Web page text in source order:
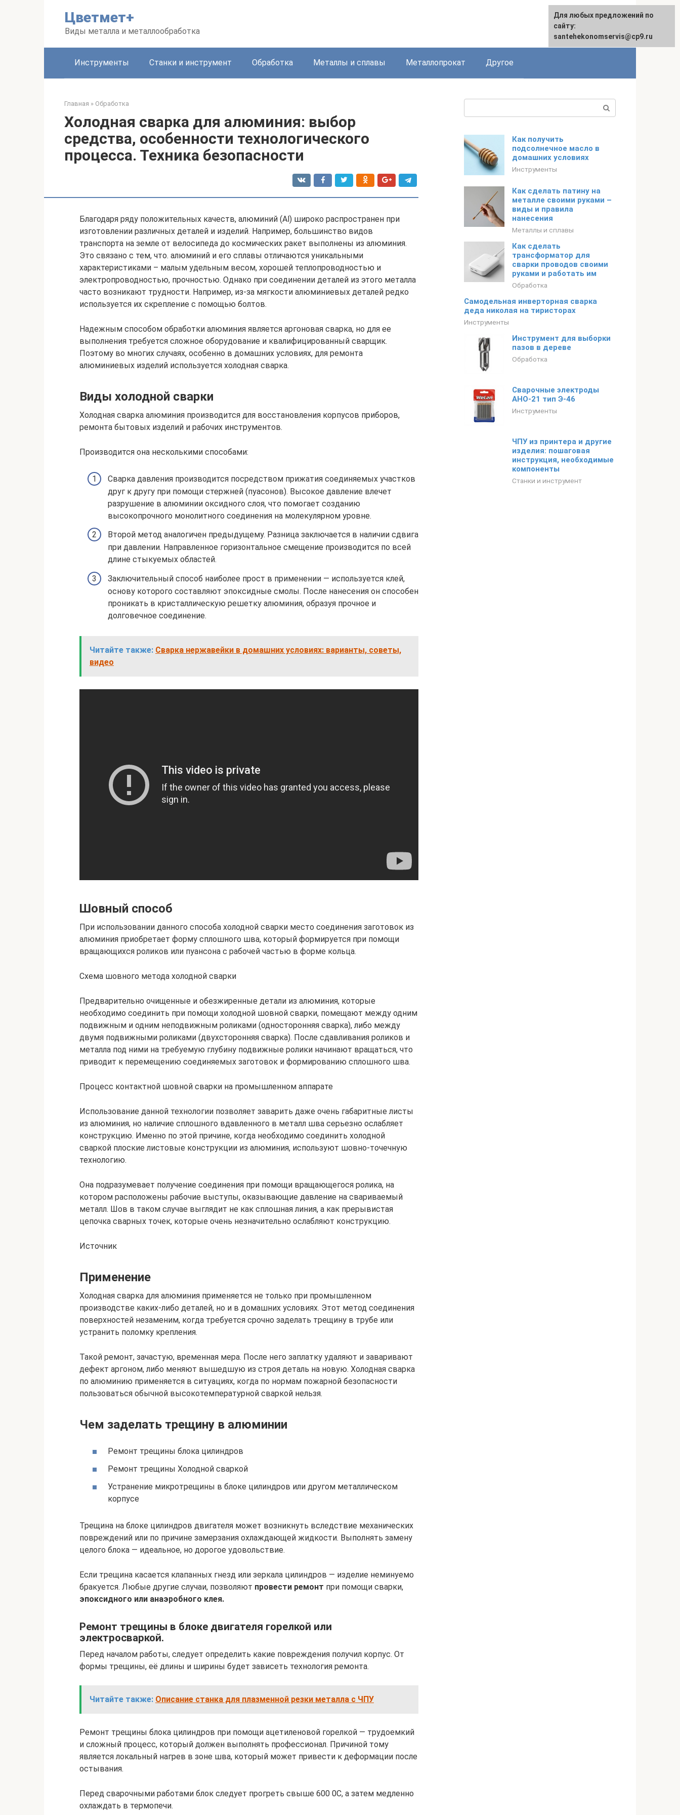
Цветмет+
Виды металла и металлообработка
Инструменты Станки и инструмент Обработка Металлы и сплавы Металлопрокат Другое
Главная » Обработка
Холодная сварка для алюминия: выбор
средства, особенности технологического
процесса. Техника безопасности
Благодаря ряду положительных качеств, алюминий (Al) широко распространен при
изготовлении различных деталей и изделий. Например, большинство видов
транспорта на земле от велосипеда до космических ракет выполнены из алюминия.
Это связано с тем, что. алюминий и его сплавы отличаются уникальными
характеристиками – малым удельным весом, хорошей теплопроводностью и
электропроводностью, прочностью. Однако при соединении деталей из этого металла
часто возникают трудности. Например, из-за мягкости алюминиевых деталей редко
используется их скрепление с помощью болтов.
Надежным способом обработки алюминия является аргоновая сварка, но для ее
выполнения требуется сложное оборудование и квалифицированный сварщик.
Поэтому во многих случаях, особенно в домашних условиях, для ремонта
алюминиевых изделий используется холодная сварка.
Виды холодной сварки
Холодная сварка алюминия производится для восстановления корпусов приборов,
ремонта бытовых изделий и рабочих инструментов.
Производится она несколькими способами:
Сварка давления производится посредством прижатия соединяемых участков
друг к другу при помощи стержней (пуасонов). Высокое давление влечет
разрушение в алюминии оксидного слоя, что помогает созданию
высокопрочного монолитного соединения на молекулярном уровне.
Второй метод аналогичен предыдущему. Разница заключается в наличии сдвига
при давлении. Направленное горизонтальное смещение производится по всей
длине стыкуемых областей.
Заключительный способ наиболее прост в применении — используется клей,
основу которого составляют эпоксидные смолы. После нанесения он способен
проникать в кристаллическую решетку алюминия, образуя прочное и
долговечное соединение.
Читайте также: Сварка нержавейки в домашних условиях: варианты, советы,
видео
Шовный способ
При использовании данного способа холодной сварки место соединения заготовок из
алюминия приобретает форму сплошного шва, который формируется при помощи
вращающихся роликов или пуансона с рабочей частью в форме кольца.
Схема шовного метода холодной сварки
Предварительно очищенные и обезжиренные детали из алюминия, которые
необходимо соединить при помощи холодной шовной сварки, помещают между одним
подвижным и одним неподвижным роликами (односторонняя сварка), либо между
двумя подвижными роликами (двухсторонняя сварка). После сдавливания роликов и
металла под ними на требуемую глубину подвижные ролики начинают вращаться, что
приводит к перемещению соединяемых заготовок и формированию сплошного шва.
Процесс контактной шовной сварки на промышленном аппарате
Использование данной технологии позволяет заварить даже очень габаритные листы
из алюминия, но наличие сплошного вдавленного в металл шва серьезно ослабляет
конструкцию. Именно по этой причине, когда необходимо соединить холодной
сваркой плоские листовые конструкции из алюминия, используют шовно-точечную
технологию.
Она подразумевает получение соединения при помощи вращающегося ролика, на
котором расположены рабочие выступы, оказывающие давление на свариваемый
металл. Шов в таком случае выглядит не как сплошная линия, а как прерывистая
цепочка сварных точек, которые очень незначительно ослабляют конструкцию.
Источник
Применение
Холодная сварка для алюминия применяется не только при промышленном
производстве каких-либо деталей, но и в домашних условиях. Этот метод соединения
поверхностей незаменим, когда требуется срочно заделать трещину в трубе или
устранить поломку крепления.
Такой ремонт, зачастую, временная мера. После него заплатку удаляют и заваривают
дефект аргоном, либо меняют вышедшую из строя деталь на новую. Холодная сварка
по алюминию применяется в ситуациях, когда по нормам пожарной безопасности
пользоваться обычной высокотемпературной сваркой нельзя.
Чем заделать трещину в алюминии
Ремонт трещины блока цилиндров
Ремонт трещины Холодной сваркой
Устранение микротрещины в блоке цилиндров или другом металлическом
корпусе
Трещина на блоке цилиндров двигателя может возникнуть вследствие механических
повреждений или по причине замерзания охлаждающей жидкости. Выполнять замену
целого блока — идеальное, но дорогое удовольствие.
Если трещина касается клапанных гнезд или зеркала цилиндров — изделие неминуемо
бракуется. Любые другие случаи, позволяют провести ремонт при помощи сварки,
эпоксидного или анаэробного клея.
Ремонт трещины в блоке двигателя горелкой или
электросваркой.
Перед началом работы, следует определить какие повреждения получил корпус. От
формы трещины, её длины и ширины будет зависеть технология ремонта.
Читайте также: Описание станка для плазменной резки металла с ЧПУ
Ремонт трещины блока цилиндров при помощи ацетиленовой горелкой — трудоемкий
и сложный процесс, который должен выполнять профессионал. Причиной тому
является локальный нагрев в зоне шва, который может привести к деформации после
остывания.
Перед сварочными работами блок следует прогреть свыше 600 0С, а затем медленно
охлаждать в термопечи.
Как получить
подсолнечное масло в
домашних условиях
Инструменты
Как сделать патину на
металле своими руками –
виды и правила
нанесения
Металлы и сплавы
Как сделать
трансформатор для
сварки проводов своими
руками и работать им
Обработка
Самодельная инверторная сварка
деда николая на тиристорах
Инструменты
Инструмент для выборки
пазов в дереве
Обработка
Сварочные электроды
АНО-21 тип Э-46
Инструменты
ЧПУ из принтера и другие
изделия: пошаговая
инструкция, необходимые
компоненты
Станки и инструмент
Для любых предложений по
сайту:
santehekonomservis@cp9.ru